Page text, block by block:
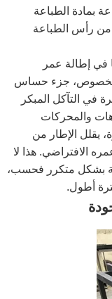
بمادة الطباعة
رأس الطباعة
في إطالة عمر
الخصوص، جزء حساس
في التآكل المبكر
والمحركات
يقلل الإطار من
الافتراضي. هذا لا
بشكل متكرر فحسب،
أطول.